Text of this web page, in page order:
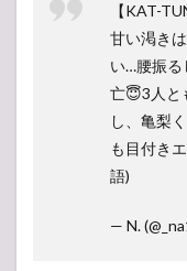
【KAT-
甘い渇き
い…腰振る
亡😇3人と
し、亀梨
も目付き
語)
— N.